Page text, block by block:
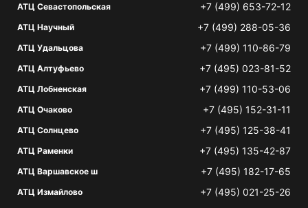
АТЦ Севастопольская +7 (499) 653-72-12
АТЦ Научный +7 (499) 288-05-36
АТЦ Удальцова +7 (499) 110-86-79
АТЦ Алтуфьево +7 (495) 023-81-52
АТЦ Лобненская +7 (499) 110-53-06
АТЦ Очаково +7 (495) 152-31-11
АТЦ Солнцево +7 (495) 125-38-41
АТЦ Раменки +7 (495) 135-42-87
АТЦ Варшавское ш +7 (495) 182-17-65
АТЦ Измайлово +7 (495) 021-25-26